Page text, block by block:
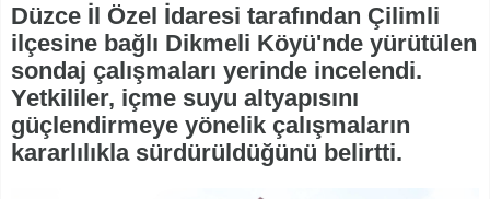
Düzce İl Özel İdaresi tarafından Çilimli
ilçesine bağlı Dikmeli Köyü'nde yürütülen
sondaj çalışmaları yerinde incelendi.
Yetkililer, içme suyu altyapısını
güçlendirmeye yönelik çalışmaların
kararlılıkla sürdürüldüğünü belirtti.